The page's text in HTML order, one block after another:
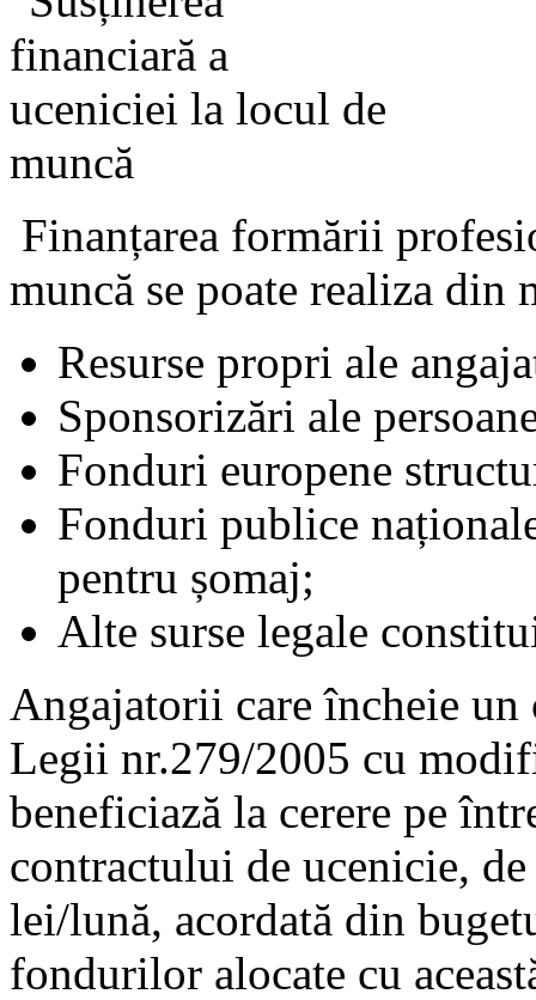
Finanțarea formării
muncă se poate realiza din
Resurse propri ale
Sponsorizări ale
Fonduri europene
Fonduri publice
pentru șomaj;
Alte surse legale
Angajatorii care încheie
Legii nr.279/2005 cu
beneficiază la cerere pe
contractului de ucenicie,
lei/lună, acordată din
fondurilor alocate cu